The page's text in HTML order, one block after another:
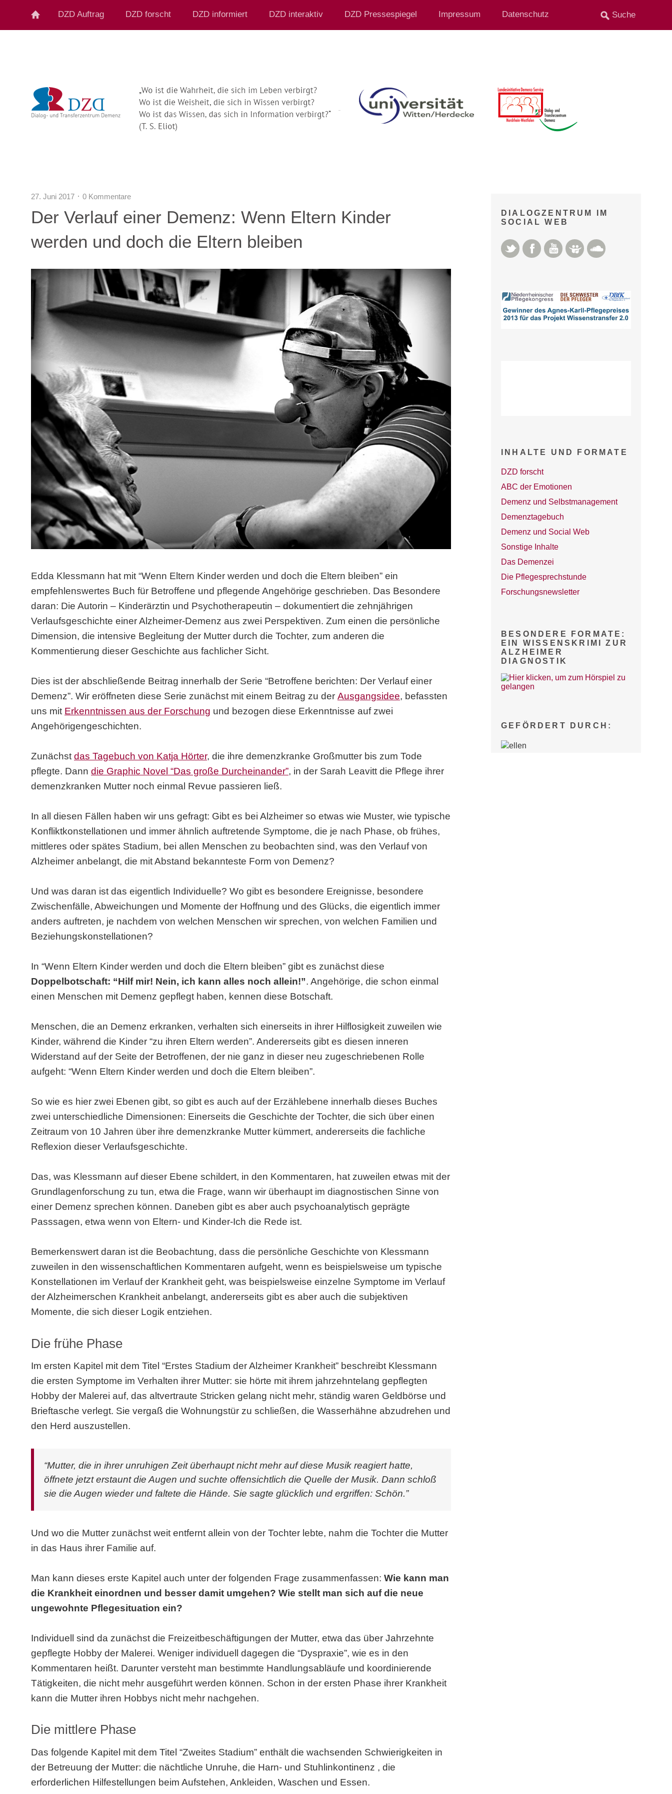
DZD Auftrag DZD forscht DZD informiert DZD interaktiv DZD Pressespiegel Impressum Datenschutz
27. Juni 2017 0 Kommentare
Der Verlauf einer Demenz: Wenn Eltern Kinder
werden und doch die Eltern bleiben
Edda Klessmann hat mit “Wenn Eltern Kinder werden und doch die Eltern bleiben” ein
empfehlenswertes Buch für Betroffene und pflegende Angehörige geschrieben. Das Besondere
daran: Die Autorin – Kinderärztin und Psychotherapeutin – dokumentiert die zehnjährigen
Verlaufsgeschichte einer Alzheimer-Demenz aus zwei Perspektiven. Zum einen die persönliche
Dimension, die intensive Begleitung der Mutter durch die Tochter, zum anderen die
Kommentierung dieser Geschichte aus fachlicher Sicht.
Dies ist der abschließende Beitrag innerhalb der Serie “Betroffene berichten: Der Verlauf einer
Demenz”. Wir eröffneten diese Serie zunächst mit einem Beitrag zu der Ausgangsidee, befassten
uns mit Erkenntnissen aus der Forschung und bezogen diese Erkenntnisse auf zwei
Angehörigengeschichten.
Zunächst das Tagebuch von Katja Hörter, die ihre demenzkranke Großmutter bis zum Tode
pflegte. Dann die Graphic Novel “Das große Durcheinander”, in der Sarah Leavitt die Pflege ihrer
demenzkranken Mutter noch einmal Revue passieren ließ.
In all diesen Fällen haben wir uns gefragt: Gibt es bei Alzheimer so etwas wie Muster, wie typische
Konfliktkonstellationen und immer ähnlich auftretende Symptome, die je nach Phase, ob frühes,
mittleres oder spätes Stadium, bei allen Menschen zu beobachten sind, was den Verlauf von
Alzheimer anbelangt, die mit Abstand bekannteste Form von Demenz?
Und was daran ist das eigentlich Individuelle? Wo gibt es besondere Ereignisse, besondere
Zwischenfälle, Abweichungen und Momente der Hoffnung und des Glücks, die eigentlich immer
anders auftreten, je nachdem von welchen Menschen wir sprechen, von welchen Familien und
Beziehungskonstellationen?
In “Wenn Eltern Kinder werden und doch die Eltern bleiben” gibt es zunächst diese
Doppelbotschaft: “Hilf mir! Nein, ich kann alles noch allein!”. Angehörige, die schon einmal
einen Menschen mit Demenz gepflegt haben, kennen diese Botschaft.
Menschen, die an Demenz erkranken, verhalten sich einerseits in ihrer Hilflosigkeit zuweilen wie
Kinder, während die Kinder “zu ihren Eltern werden”. Andererseits gibt es diesen inneren
Widerstand auf der Seite der Betroffenen, der nie ganz in dieser neu zugeschriebenen Rolle
aufgeht: “Wenn Eltern Kinder werden und doch die Eltern bleiben”.
So wie es hier zwei Ebenen gibt, so gibt es auch auf der Erzählebene innerhalb dieses Buches
zwei unterschiedliche Dimensionen: Einerseits die Geschichte der Tochter, die sich über einen
Zeitraum von 10 Jahren über ihre demenzkranke Mutter kümmert, andererseits die fachliche
Reflexion dieser Verlaufsgeschichte.
Das, was Klessmann auf dieser Ebene schildert, in den Kommentaren, hat zuweilen etwas mit der
Grundlagenforschung zu tun, etwa die Frage, wann wir überhaupt im diagnostischen Sinne von
einer Demenz sprechen können. Daneben gibt es aber auch psychoanalytisch geprägte
Passsagen, etwa wenn von Eltern- und Kinder-Ich die Rede ist.
Bemerkenswert daran ist die Beobachtung, dass die persönliche Geschichte von Klessmann
zuweilen in den wissenschaftlichen Kommentaren aufgeht, wenn es beispielsweise um typische
Konstellationen im Verlauf der Krankheit geht, was beispielsweise einzelne Symptome im Verlauf
der Alzheimerschen Krankheit anbelangt, andererseits gibt es aber auch die subjektiven
Momente, die sich dieser Logik entziehen.
Die frühe Phase
Im ersten Kapitel mit dem Titel “Erstes Stadium der Alzheimer Krankheit” beschreibt Klessmann
die ersten Symptome im Verhalten ihrer Mutter: sie hörte mit ihrem jahrzehntelang gepflegten
Hobby der Malerei auf, das altvertraute Stricken gelang nicht mehr, ständig waren Geldbörse und
Brieftasche verlegt. Sie vergaß die Wohnungstür zu schließen, die Wasserhähne abzudrehen und
den Herd auszustellen.
“Mutter, die in ihrer unruhigen Zeit überhaupt nicht mehr auf diese Musik reagiert hatte,
öffnete jetzt erstaunt die Augen und suchte offensichtlich die Quelle der Musik. Dann schloß
sie die Augen wieder und faltete die Hände. Sie sagte glücklich und ergriffen: Schön.”
Und wo die Mutter zunächst weit entfernt allein von der Tochter lebte, nahm die Tochter die Mutter
in das Haus ihrer Familie auf.
Man kann dieses erste Kapitel auch unter der folgenden Frage zusammenfassen: Wie kann man
die Krankheit einordnen und besser damit umgehen? Wie stellt man sich auf die neue
ungewohnte Pflegesituation ein?
Individuell sind da zunächst die Freizeitbeschäftigungen der Mutter, etwa das über Jahrzehnte
gepflegte Hobby der Malerei. Weniger individuell dagegen die “Dyspraxie”, wie es in den
Kommentaren heißt. Darunter versteht man bestimmte Handlungsabläufe und koordinierende
Tätigkeiten, die nicht mehr ausgeführt werden können. Schon in der ersten Phase ihrer Krankheit
kann die Mutter ihren Hobbys nicht mehr nachgehen.
Die mittlere Phase
Das folgende Kapitel mit dem Titel “Zweites Stadium” enthält die wachsenden Schwierigkeiten in
der Betreuung der Mutter: die nächtliche Unruhe, die Harn- und Stuhlinkontinenz , die
erforderlichen Hilfestellungen beim Aufstehen, Ankleiden, Waschen und Essen.
DIALOGZENTRUM IM
SOCIAL WEB
Twitter FacebookYouTubeSlideshare
INHALTE UND FORMATE
DZD forscht
ABC der Emotionen
Demenz und Selbstmanagement
Demenztagebuch
Demenz und Social Web
Sonstige Inhalte
Das Demenzei
Die Pflegesprechstunde
Forschungsnewsletter
BESONDERE FORMATE:
EIN WISSENSKRIMI ZUR
ALZHEIMER
DIAGNOSTIK
GEFÖRDERT DURCH: